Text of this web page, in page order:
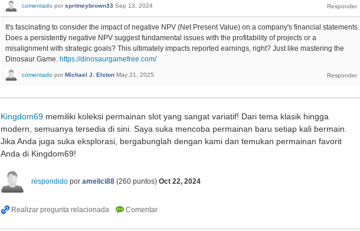
comentado por spritneybrown33 Sep 13, 2024
It's fascinating to consider the impact of negative NPV (Net Present Value) on a company's financial statements.
Does a persistently negative NPV suggest fundamental issues with the profitability of projects or a
misalignment with strategic goals? This ultimately impacts reported earnings, right? Just like mastering the
Dinosaur Game. https://dinosaurgamefree.com/
comentado por Michael J. Elston May 21, 2025
Kingdom69 memiliki koleksi permainan slot yang sangat variatif! Dari tema klasik hingga
modern, semuanya tersedia di sini. Saya suka mencoba permainan baru setiap kali bermain.
Jika Anda juga suka eksplorasi, bergabunglah dengan kami dan temukan permainan favorit
Anda di Kingdom69!
respondido por amelici88 (260 puntos) Oct 22, 2024